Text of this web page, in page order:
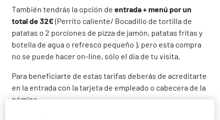
También tendrás la opción de entrada + menú por un
total de 32€(Perrito caliente/ Bocadillo de tortilla de
patatas o 2 porciones de pizza de jamón, patatas fritas y
botella de agua o refresco pequeño ), pero esta compra
no se puede hacer on-line, sólo el día de tu visita.
Para beneficiarte de estas tarifas deberás de acreditarte
en la entrada con la tarjeta de empleado o cabecera de la
nómina.